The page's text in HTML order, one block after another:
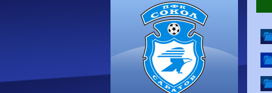
1 тур, 19.07.2026
1-1
Калуга
Динамо
0-0
Волгарь
0-0
Динамо-Брянск
2-1
Алания
1-2 Сибирь